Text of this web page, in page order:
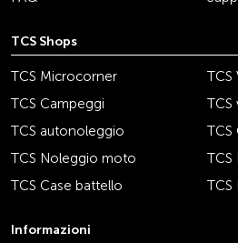
TCS Shops
TCS Microcorner
TCS Campeggi
TCS
TCS autonoleggio
TCS
TCS Noleggio moto
TCS Case battello
Informazioni